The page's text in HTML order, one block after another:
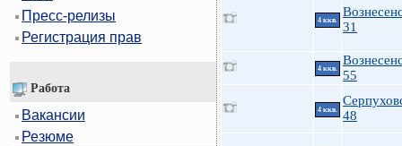
Пресс-релизы
Регистрация прав
Работа
Вакансии
Резюме
4 ккв.
31
4 ккв.
55
4 ккв.
48